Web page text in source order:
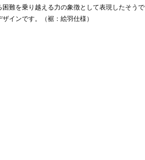
難を乗り越える力の象徴として表現したそう
インです。（裾：絵羽仕様）